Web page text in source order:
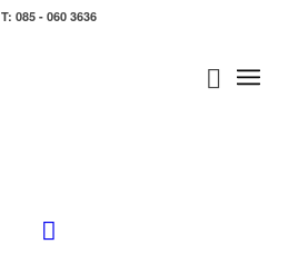
T: 085 - 060 3636